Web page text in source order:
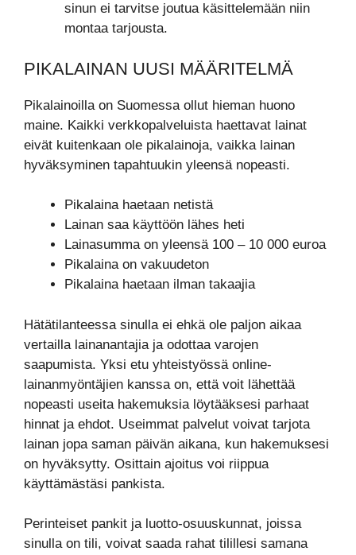
sinun ei tarvitse joutua käsittelemään niin
montaa tarjousta.
PIKALAINAN UUSI MÄÄRITELMÄ
Pikalainoilla on Suomessa ollut hieman huono
maine. Kaikki verkkopalveluista haettavat lainat
eivät kuitenkaan ole pikalainoja, vaikka lainan
hyväksyminen tapahtuukin yleensä nopeasti.
Pikalaina haetaan netistä
Lainan saa käyttöön lähes heti
Lainasumma on yleensä 100 – 10 000 euroa
Pikalaina on vakuudeton
Pikalaina haetaan ilman takaajia
Hätätilanteessa sinulla ei ehkä ole paljon aikaa
vertailla lainanantajia ja odottaa varojen
saapumista. Yksi etu yhteistyössä online-
lainanmyöntäjien kanssa on, että voit lähettää
nopeasti useita hakemuksia löytääksesi parhaat
hinnat ja ehdot. Useimmat palvelut voivat tarjota
lainan jopa saman päivän aikana, kun hakemuksesi
on hyväksytty. Osittain ajoitus voi riippua
käyttämästäsi pankista.
Perinteiset pankit ja luotto-osuuskunnat, joissa
sinulla on tili, voivat saada rahat tilillesi samana